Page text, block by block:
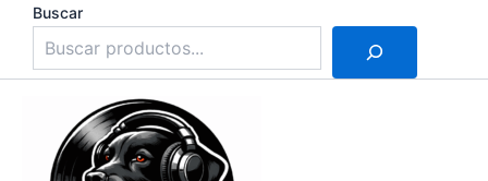
contenido
Buscar